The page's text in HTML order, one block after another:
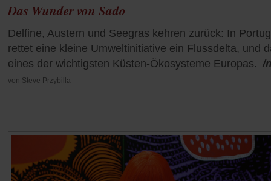
Das Wunder von Sado
Delfine, Austern und Seegras kehren zurück: In
rettet eine kleine Umweltinitiative ein Flussdelta, und
eines der wichtigsten Küsten-Ökosysteme Europas. /
von Steve Przybilla